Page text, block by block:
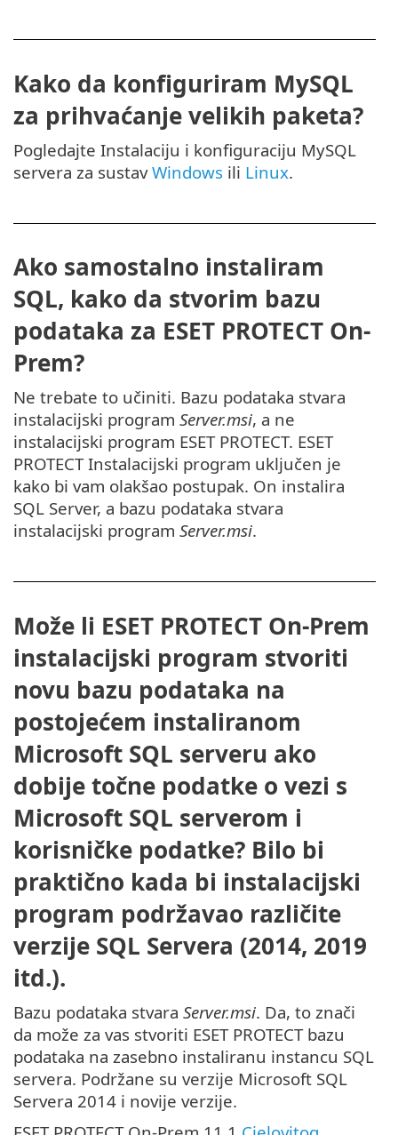
Kako da konfiguriram MySQL
za prihvaćanje velikih paketa?
Pogledajte Instalaciju i konfiguraciju MySQL
servera za sustavWindows ili Linux.
Ako samostalno instaliram
SQL, kako da stvorim bazu
podataka za ESET PROTECT On-
Prem?
Ne trebate to učiniti. Bazu podataka stvara
instalacijski program Server.msi, a ne
instalacijski program ESET PROTECT. ESET
PROTECT Instalacijski program uključen je
kako bi vam olakšao postupak. On instalira
SQL Server, a bazu podataka stvara
instalacijski program Server.msi.
Može li ESET PROTECT On-Prem
instalacijski program stvoriti
novu bazu podataka na
postojećem instaliranom
Microsoft SQL serveru ako
dobije točne podatke o vezi s
Microsoft SQL serverom i
korisničke podatke? Bilo bi
praktično kada bi instalacijski
program podržavao različite
verzije SQL Servera (2014, 2019
itd.).
Bazu podataka stvara Server.msi. Da, to znači
da može za vas stvoriti ESET PROTECT bazu
podataka na zasebno instaliranu instancu SQL
servera. Podržane su verzije Microsoft SQL
Servera 2014 i novije verzije.